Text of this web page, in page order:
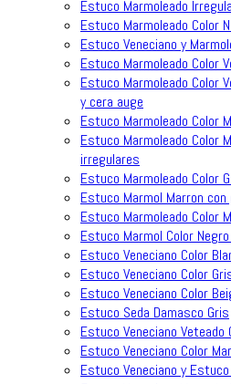
Estuco Marmoleado
Estuco Marmoleado Color
Estuco Veneciano y
Estuco Marmoleado Color
Estuco Marmoleado Color
y cera auge
Estuco Marmoleado Color
Estuco Marmoleado Color
irregulares
Estuco Marmoleado Color
Estuco Marmol Marron con
Estuco Marmoleado Color
Estuco Marmol Color
Estuco Veneciano Color
Estuco Veneciano Color
Estuco Veneciano Color
Estuco Seda Damasco Gris
Estuco Veneciano Veteado
Estuco Veneciano Color
Estuco Veneciano y